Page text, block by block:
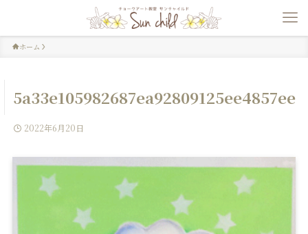
ホーム
5a33e105982687ea92809125ee4857ee
2022年6月20日